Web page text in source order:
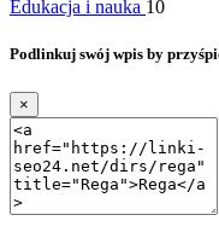
Edukacja i nauka 10
Podlinkuj swój wpis by
×